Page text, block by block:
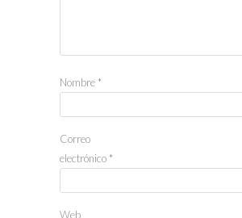
Nombre *
Correo
electrónico *
Web